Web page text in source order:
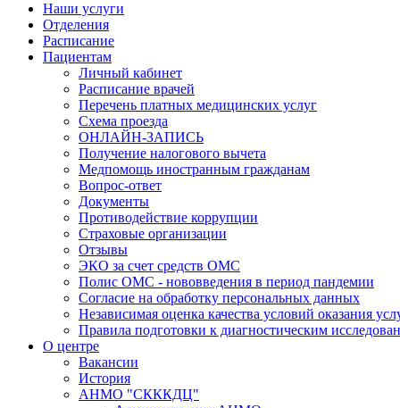
Наши услуги
Отделения
Расписание
Пациентам
Личный кабинет
Расписание врачей
Перечень платных медицинских услуг
Схема проезда
ОНЛАЙН-ЗАПИСЬ
Получение налогового вычета
Медпомощь иностранным гражданам
Вопрос-ответ
Документы
Противодействие коррупции
Страховые организации
Отзывы
ЭКО за счет средств ОМС
Полис ОМС - нововведения в период пандемии
Согласие на обработку персональных данных
Независимая оценка качества условий оказания
Правила подготовки к диагностическим
О центре
Вакансии
История
АНМО "СКККДЦ"